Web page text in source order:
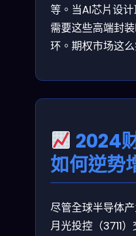
等。当AI芯片设
需要这些高端封
环。期权市场这
2024
如何逆势
尽管全球半导体
月光投控（3711